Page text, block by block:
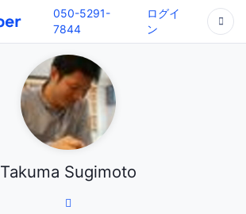
050-5291-
7844
ログイ
ン
Takuma Sugimoto